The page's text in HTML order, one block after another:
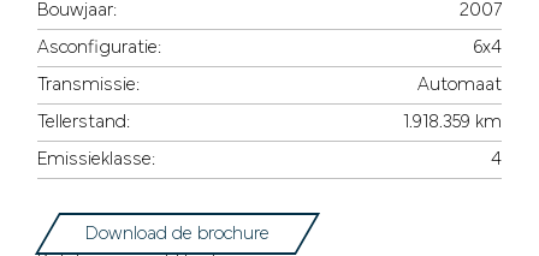
Bouwjaar:
2007
Asconfiguratie:
6x4
Transmissie:
Automaat
Tellerstand:
1.918.359 km
Emissieklasse:
4
Download de brochure